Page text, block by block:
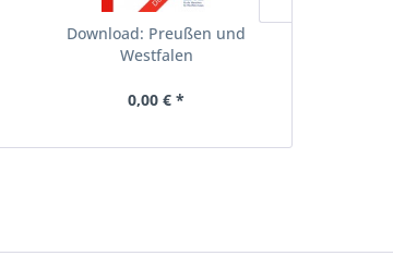
Download: Preußen und
Westfalen
0,00 € *